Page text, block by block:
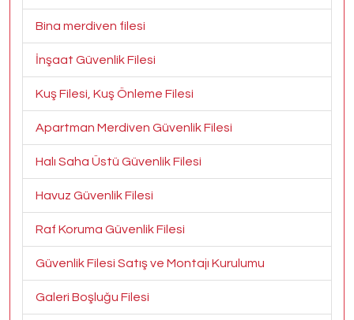
Bina merdiven filesi
İnşaat Güvenlik Filesi
Kuş Filesi, Kuş Önleme Filesi
Apartman Merdiven Güvenlik Filesi
Halı Saha Üstü Güvenlik Filesi
Havuz Güvenlik Filesi
Raf Koruma Güvenlik Filesi
Güvenlik Filesi Satış ve Montajı Kurulumu
Galeri Boşluğu Filesi